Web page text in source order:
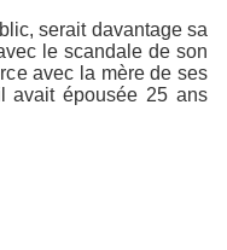
serait davantage sa
le scandale de son
avec la mère de ses
avait épousée 25 ans